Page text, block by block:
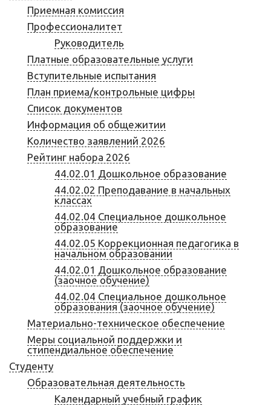
Приемная комиссия
Профессионалитет
Руководитель
Платные образовательные услуги
Вступительные испытания
План приема/контрольные цифры
Список документов
Информация об общежитии
Количество заявлений 2026
Рейтинг набора 2026
44.02.01 Дошкольное образование
44.02.02 Преподавание в начальных
классах
44.02.04 Специальное дошкольное
образование
44.02.05 Коррекционная педагогика в
начальном образовании
44.02.01 Дошкольное образование
(заочное обучение)
44.02.04 Специальное дошкольное
образования (заочное обучение)
Материально-техническое обеспечение
Меры социальной поддержки и
стипендиальное обеспечение
Студенту
Образовательная деятельность
Календарный учебный график